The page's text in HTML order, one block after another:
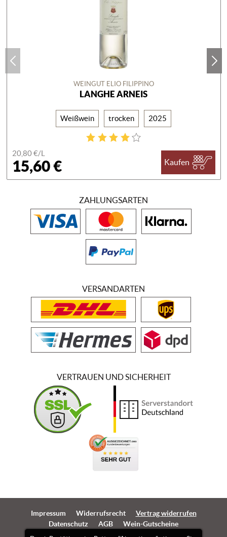
WEINGUT ELIO FILIPPINO
LANGHE ARNEIS
Weißwein trocken 2025
20,80 €/L
15,60 € Kaufen
ZAHLUNGSARTEN
VERSANDARTEN
VERTRAUEN UND SICHERHEIT
Impressum Widerrufsrecht
Vertrag widerrufen
Datenschutz
AGB Wein-Gutscheine